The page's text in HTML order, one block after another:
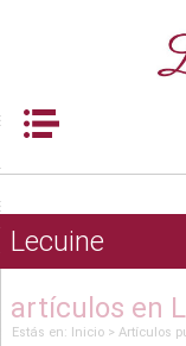
COCINA
Lecuine
artículos en
Estás en: Inicio> Artículos